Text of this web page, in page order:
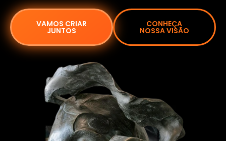
KEYCASH
Compramos propriedade residencias em
São Paulo em prazo recorde. Utilizando
algoritmos e ferramentas digitais
conseguimos criar conforto ao corretor
e ao cliente durante a transação
podendo liquida-la financeiramente em